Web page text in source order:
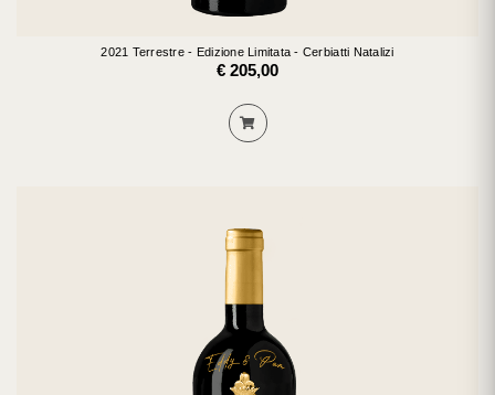
2021 Terrestre - Edizione Limitata - Cerbiatti Natalizi
€ 205,00